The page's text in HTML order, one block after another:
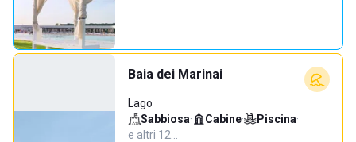
Baia dei Marinai
Lago
Sabbiosa· Cabine· Piscina·
e altri 12…